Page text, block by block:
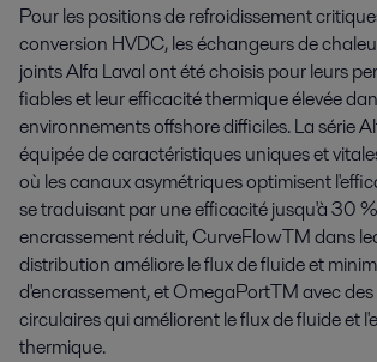
Pour les positions de refroidissement
conversion HVDC, les échangeurs de
joints Alfa Laval ont été choisis pour leurs
fiables et leur efficacité thermique élevée
environnements offshore difficiles. La série
équipée de caractéristiques uniques et
où les canaux asymétriques optimisent
se traduisant par une efficacité jusqu'à 30
encrassement réduit, CurveFlowTM dans
distribution améliore le flux de fluide et
d'encrassement, et OmegaPortTM avec
circulaires qui améliorent le flux de fluide et
thermique.